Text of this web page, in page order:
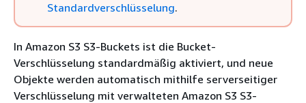
Standardverschlüsselung.
In Amazon S3 S3-Buckets ist die Bucket-
Verschlüsselung standardmäßig aktiviert, und neue
Objekte werden automatisch mithilfe serverseitiger
Verschlüsselung mit verwalteten Amazon S3 S3-